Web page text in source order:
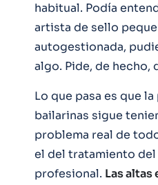
habitual. Podía
artista de sello
autogestionada,
algo. Pide, de hecho,
Lo que pasa es que
bailarinas sigue
problema real de
el del tratamiento
profesional. Las altas